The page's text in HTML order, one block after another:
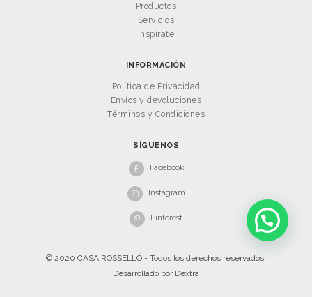
Productos
Servicios
Inspírate
INFORMACIÓN
Política de Privacidad
Envíos y devoluciones
Términos y Condiciones
SÍGUENOS
Facebook
Instagram
Pinterest
© 2020 CASA ROSSELLÓ - Todos los derechos reservados.
Desarrollado por Dextra